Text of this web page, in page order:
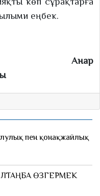
еңбек.
Анар
пен қонақжайлық
ӨЗГЕРМЕК